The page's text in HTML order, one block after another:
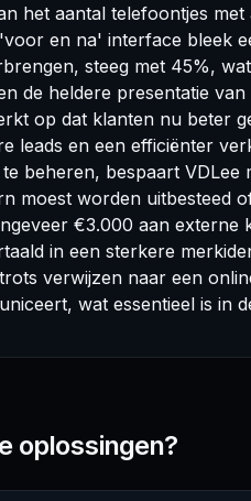
het aantal telefoontjes
en na' interface bleek
steeg met 45%,
de heldere presentatie
op dat klanten nu beter
leads en een efficiënter
beheren, bespaart VDLee
moest worden uitbesteed
€3.000 aan externe
in een sterkere
verwijzen naar een
wat essentieel is in
oplossingen?